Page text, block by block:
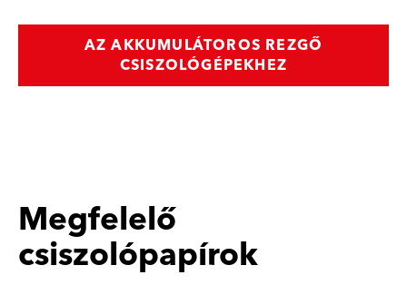
AZ AKKUMULÁTOROS REZGŐ
CSISZOLÓGÉPEKHEZ
Megfelelő
csiszolópapírok